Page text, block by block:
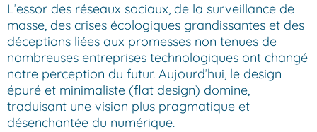
L’essor des réseaux sociaux, de la surveillance de
masse, des crises écologiques grandissantes et des
déceptions liées aux promesses non tenues de
nombreuses entreprises technologiques ont changé
notre perception du futur. Aujourd’hui, le design
épuré et minimaliste (flat design) domine,
traduisant une vision plus pragmatique et
désenchantée du numérique.